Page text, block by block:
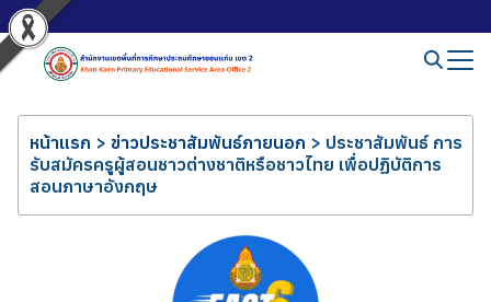
หน้าแรก > ข่าวประชาสัมพันธ์ภายนอก > ประชาสัมพันธ์ การ
รับสมัครครูผู้สอนชาวต่างชาติหรือชาวไทย เพื่อปฏิบัติการ
สอนภาษาอังกฤษ